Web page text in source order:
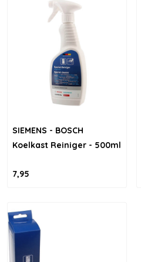
SIEMENS - BOSCH
Koelkast Reiniger - 500ml
7,95